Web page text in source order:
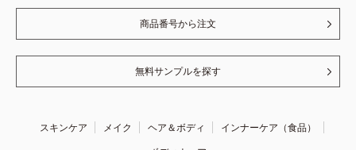
商品番号から注文
無料サンプルを探す
スキンケア メイク ヘア＆ボディ
インナーケア（食品）